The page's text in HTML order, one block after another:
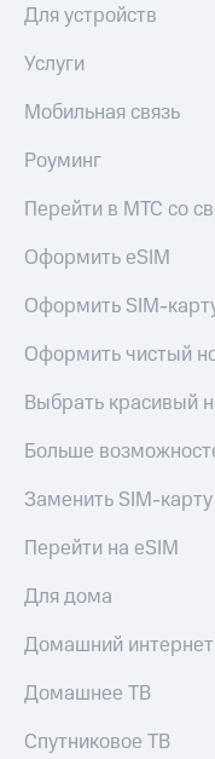
Для устройств
Услуги
Мобильная связь
Роуминг
Перейти в МТС со
Оформить eSIM
Оформить SIM-
Оформить чистый
Выбрать красивый
Больше
Заменить SIM-карту
Перейти на eSIM
Для дома
Домашний интернет
Домашнее ТВ
Спутниковое ТВ